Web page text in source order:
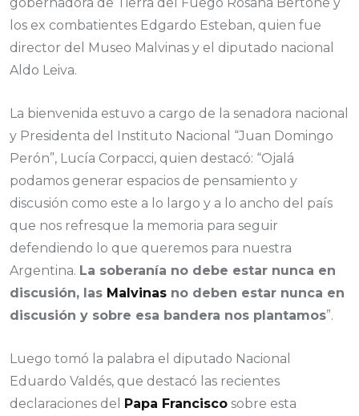
los ex combatientes Edgardo Esteban, quien fue
director del Museo Malvinas y el diputado nacional
Aldo Leiva.
La bienvenida estuvo a cargo de la senadora nacional
y Presidenta del Instituto Nacional “Juan Domingo
Perón”, Lucía Corpacci, quien destacó: “Ojalá
podamos generar espacios de pensamiento y
discusión como este a lo largo y a lo ancho del país
que nos refresque la memoria para seguir
defendiendo lo que queremos para nuestra
Argentina. La soberanía no debe estar nunca en
discusión, las Malvinas no deben estar nunca en
discusión y sobre esa bandera nos plantamos”.
Luego tomó la palabra el diputado Nacional
Eduardo Valdés, que destacó las recientes
declaraciones del
Papa Francisco sobre esta